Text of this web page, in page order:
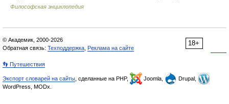
Философская энциклопедия
18+
© Академик, 2000-2026
Обратная связь: Техподдержка Реклама на сайте
👣 Путешествия
Экспорт словарей на сайты , сделанные на PHP, Joomla,
Drupal,
WordPress, MODx.